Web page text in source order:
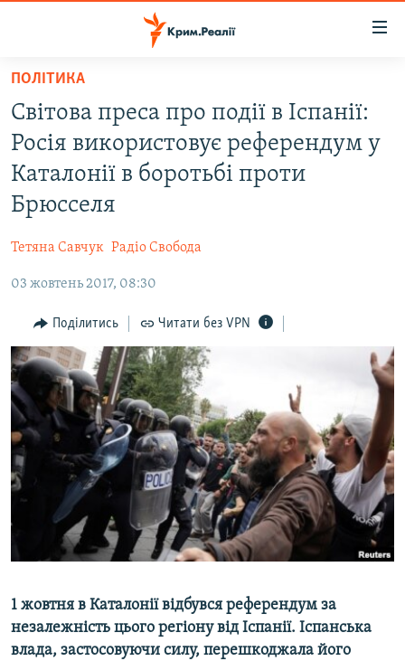
Перейти
основного
матеріалу
Перейти
до
основної
Перейти
до
ВІДЕО ТА ФОТО
ПОЛІТИКА
ІНТЕРВ'Ю
ВСЕ ЗА ДЕНЬ
СПЕЦПРОЕКТИ
ДЕПОРТАЦІЯ
ВІДЕОУРОКИ «ELIFBE»
СВІДЧЕННЯ ОКУПАЦІЇ
УКРАЇНСЬКА ПРОБЛЕМА КРИМУ
ІНФОГРАФІКА
ЯК ОБІЙТИ БЛОКУВАННЯ
Русский
Qırımtatar
ДОЛУЧАЙСЯ!
Усі сайти RFE/RL
ПОЛІТИКА
Світова преса про події в Іспанії:
Росія використовує референдум у
Каталонії в боротьбі проти
Брюсселя
Тетяна Савчук Радіо Свобода
03 жовтень 2017, 08:30
Поділитись Читати без VPN
1 жовтня в Каталонії відбувся референдум за
незалежність цього регіону від Іспанії. Іспанська
влада, застосовуючи силу, перешкоджала його